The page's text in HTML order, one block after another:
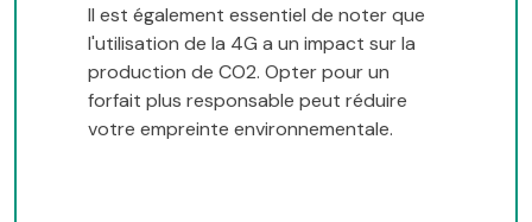
Il est également essentiel de noter que
l'utilisation de la 4G a un impact sur la
production de CO2. Opter pour un
forfait plus responsable peut réduire
votre empreinte environnementale.